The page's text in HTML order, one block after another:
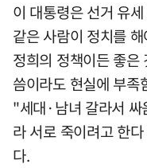
이 대통령은 선거 유
같은 사람이 정치를
정희의 정책이든 좋
씀이라도 현실에 부
"세대·남녀 갈라서
라 서로 죽이려고 한
다.